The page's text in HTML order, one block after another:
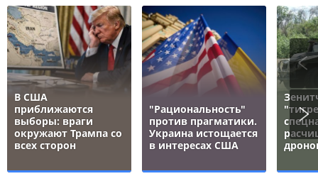
В США
приближаются
выборы: враги
окружают Трампа со
всех сторон
"Рациональность"
против прагматики.
Украина истощается
в интересах США